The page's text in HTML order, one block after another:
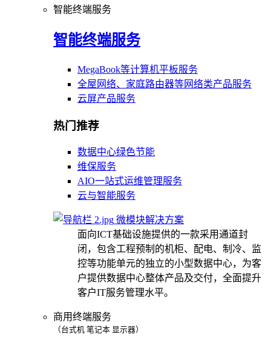
智能终端服务
智能终端服务
MegaBook等计算机平板服务
全屋网络、家庭路由器等网络类产品服务
云屏产品服务
热门推荐
数据中心绿色节能
维保服务
AIO一站式运维管理服务
云与智能服务
微模块解决方案
面向ICT基础设施提供的一款采用通道封
闭，包含工程预制的机柜、配电、制冷、监
控等功能单元的独立的小型数据中心，为客
户提供数据中心整体产品及交付，全面提升
客户IT服务管理水平。
商用终端服务
（台式机 笔记本 显示器）